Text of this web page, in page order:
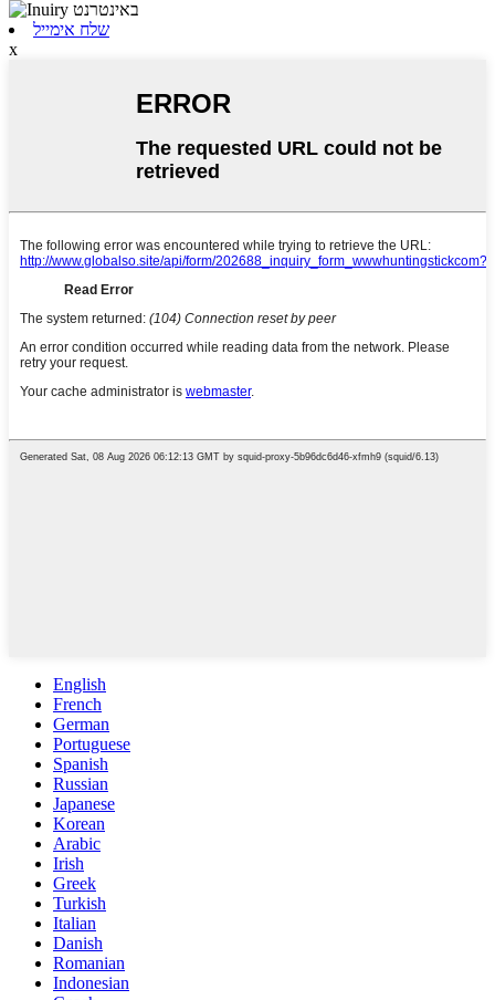
שלח אימייל
x
English
French
German
Portuguese
Spanish
Russian
Japanese
Korean
Arabic
Irish
Greek
Turkish
Italian
Danish
Romanian
Indonesian